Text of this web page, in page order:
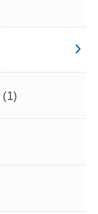
(1)